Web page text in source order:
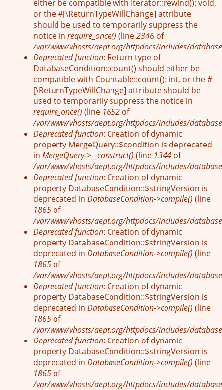
either be compatible with Iterator::rewind(): void,
or the #[\ReturnTypeWillChange] attribute
should be used to temporarily suppress the
notice in require_once() (line2346 of
/var/www/vhosts/aept.org/httpdocs/includes/
Deprecated function: Return type of
DatabaseCondition::count() should either be
compatible with Countable::count(): int, or the #
[\ReturnTypeWillChange] attribute should be
used to temporarily suppress the notice in
require_once() (line 1652 of
/var/www/vhosts/aept.org/httpdocs/includes/
Deprecated function: Creation of dynamic
property MergeQuery::$condition is deprecated
in MergeQuery->__construct() (line 1344 of
/var/www/vhosts/aept.org/httpdocs/includes/
Deprecated function: Creation of dynamic
property DatabaseCondition::$stringVersion is
deprecated in DatabaseCondition->compile() (line
1865 of
/var/www/vhosts/aept.org/httpdocs/includes/
Deprecated function: Creation of dynamic
property DatabaseCondition::$stringVersion is
deprecated in DatabaseCondition->compile() (line
1865 of
/var/www/vhosts/aept.org/httpdocs/includes/
Deprecated function: Creation of dynamic
property DatabaseCondition::$stringVersion is
deprecated in DatabaseCondition->compile() (line
1865 of
/var/www/vhosts/aept.org/httpdocs/includes/
Deprecated function: Creation of dynamic
property DatabaseCondition::$stringVersion is
deprecated in DatabaseCondition->compile() (line
1865 of
/var/www/vhosts/aept.org/httpdocs/includes/